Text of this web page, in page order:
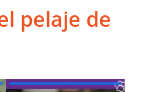
pelaje de